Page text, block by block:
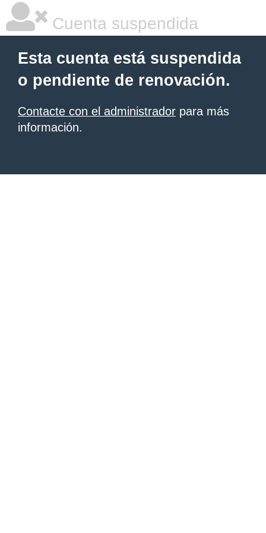
Cuenta suspendida
Esta cuenta está suspendida
o pendiente de renovación.
Contacte con el administrador para más
información.